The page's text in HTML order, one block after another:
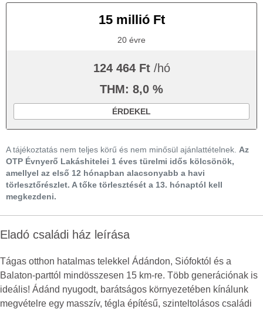
15 millió Ft
20 évre
124 464 Ft /hó
THM: 8,0 %
ÉRDEKEL
A tájékoztatás nem teljes körű és nem minősül ajánlattételnek. Az
OTP Évnyerő Lakáshitelei 1 éves türelmi idős kölcsönök,
amellyel az első 12 hónapban alacsonyabb a havi
törlesztőrészlet. A tőke törlesztését a 13. hónaptól kell
megkezdeni.
Eladó családi ház leírása
Tágas otthon hatalmas telekkel Ádándon, Siófoktól és a
Balaton-parttól mindösszesen 15 km-re. Több generációnak is
ideális! Ádánd nyugodt, barátságos környezetében kínálunk
megvételre egy masszív, tégla építésű, szinteltolásos családi